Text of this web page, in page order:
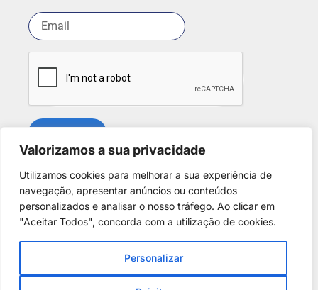
Valorizamos a sua privacidade
Utilizamos cookies para melhorar a sua experiência de
navegação, apresentar anúncios ou conteúdos
personalizados e analisar o nosso tráfego. Ao clicar em
"Aceitar Todos", concorda com a utilização de cookies.
Personalizar
Redes Sociais
Copyright © 2025. Desenvolvido porPhantom Digital.